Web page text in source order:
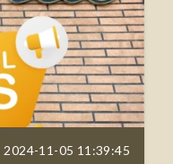
2024-11-05 11:39:45